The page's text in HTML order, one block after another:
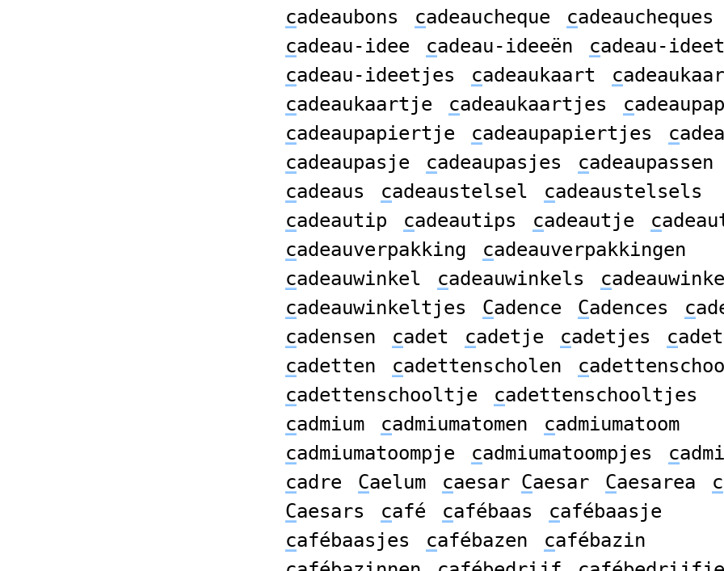
cadeaubons cadeaucheque cadeaucheques
cadeau-idee cadeau-ideeën cadeau-
cadeau-ideetjes cadeaukaart c
cadeaukaartje cadeaukaartjes c
cadeaupapiertje cadeaupapiertjes c
cadeaupasje cadeaupasjes cadeaupassen
cadeaus cadeaustelsel cadeaustelsels
cadeautip cadeautips cadeautje c
cadeauverpakking cadeauverpakkingen
cadeauwinkel cadeauwinkels c
cadeauwinkeltjes Cadence Cadences c
cadensen cadet cadetje cadetjes c
cadetten cadettenscholen c
cadettenschooltje cadettenschooltjes
cadmium cadmiumatomen cadmiumatoom
cadmiumatoompje cadmiumatoompjes c
cadre Caelum caesar Caesar Caesarea c
Caesars café cafébaas cafébaasje
cafébaasjes cafébazen cafébazin